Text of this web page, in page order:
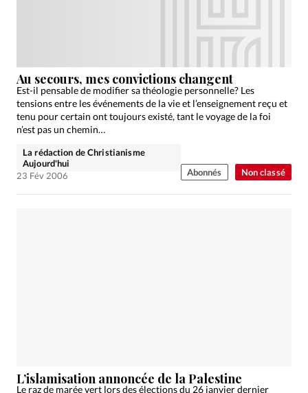
Non classé
Au secours, mes convictions changent
Est-il pensable de modifier sa théologie personnelle? Les
tensions entre les événements de la vie et l’enseignement reçu et
tenu pour certain ont toujours existé, tant le voyage de la foi
n’est pas un chemin…
La rédaction de Christianisme
Aujourd'hui
23 Fév 2006
Abonnés
L’islamisation annoncée de la Palestine
Le raz de marée vert lors des élections du 26 janvier dernier